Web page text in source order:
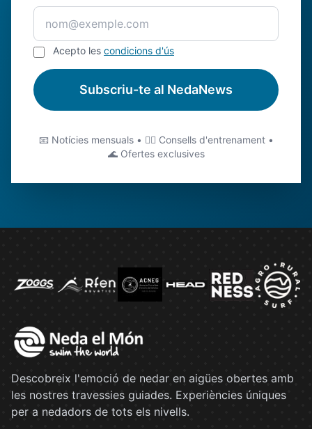
Acepto les condicions d'ús
Subscriu-te al NedaNews
📧 Notícies mensuals • 🏊‍♂️ Consells d'entrenament •
🌊 Ofertes exclusives
Descobreix l'emoció de nedar en aigües obertes amb
les nostres travessies guiades. Experiències úniques
per a nedadors de tots els nivells.